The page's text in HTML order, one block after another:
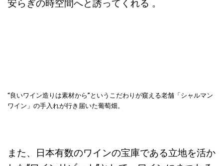
安らぎの時空間へと誘ってくれる 。
“良いワイン造りは素材から”というこだわりが窺える老舗「シャルマン
ワイン」の手入れが行き届いた葡萄畑。
また、日本有数のワインの宝庫である立地を活か